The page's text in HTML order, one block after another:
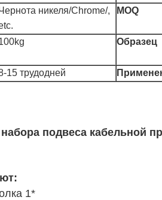
никеля/Chrome/,
MOQ
Образец
15 трудодней
набора подвеса кабельной
1*